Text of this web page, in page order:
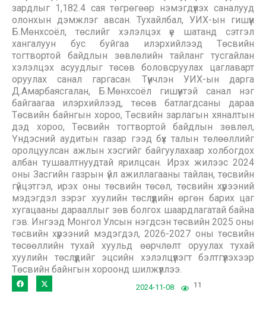
зардлыг 1,182.4 сая төгрөгөөр нэмэгдүүлэх саналууд
олонхын дэмжлэг авсан. Тухайлбал, УИХ-ын гишүүн
Б.Мөнхсоёл, төслийг хэлэлцэх үе шатанд сэтгэл
хангалуун бус буйгаа илэрхийлээд Төсвийн
тогтвортой байдлын зөвлөлийн тайланг тусгайлан
хэлэлцэх асуудлыг төсөв боловсруулах цаглаварт
оруулах санал гаргасан. Түүнчлэн УИХ-ын дарга
Д.Амарбаясгалан, Б.Мөнхсоёл гишүүнтэй санал нэг
байгаагаа илэрхийлээд, төсөв батлагдсаны дараа
Төсвийн байнгын хороо, Төсвийн зарлагын хяналтын
дэд хороо, Төсвийн тогтвортой байдлын зөвлөл,
Үндэсний аудитын газар гээд бүх талын төлөөллийг
оролцуулсан ажлын хэсгийг байгуулахаар холбогдох
албан тушаалтнуудтай ярилцсан. Ирэх жилээс 2024
оны Засгийн газрын үйл ажиллагааны тайлан, төсвийн
гүйцэтгэл, ирэх оны төсвийн төсөл, төсвийн хүрээний
мэдэгдэл зэрэг хуулийн төслүүдийн өргөн барих цаг
хугацааны дарааллыг зөв болгох шаардлагатай байна
гэв. Ингээд Монгол Улсын нэгдсэн төсвийн 2025 оны
төсвийн хүрээний мэдэгдэл, 2026-2027 оны төсвийн
төсөөллийн тухай хуульд өөрчлөлт оруулах тухай
хуулийн төслүүдийг эцсийн хэлэлцүүлэгт бэлтгүүлэхээр
Төсвийн байнгын хороонд шилжүүллээ.
2024-11-08 11